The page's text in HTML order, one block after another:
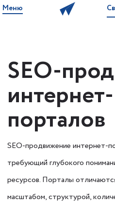
Меню
SEO-
интернет-
порталов
SEO-продвижение интернет-
требующий глубокого
ресурсов. Порталы
масштабом, структурой,